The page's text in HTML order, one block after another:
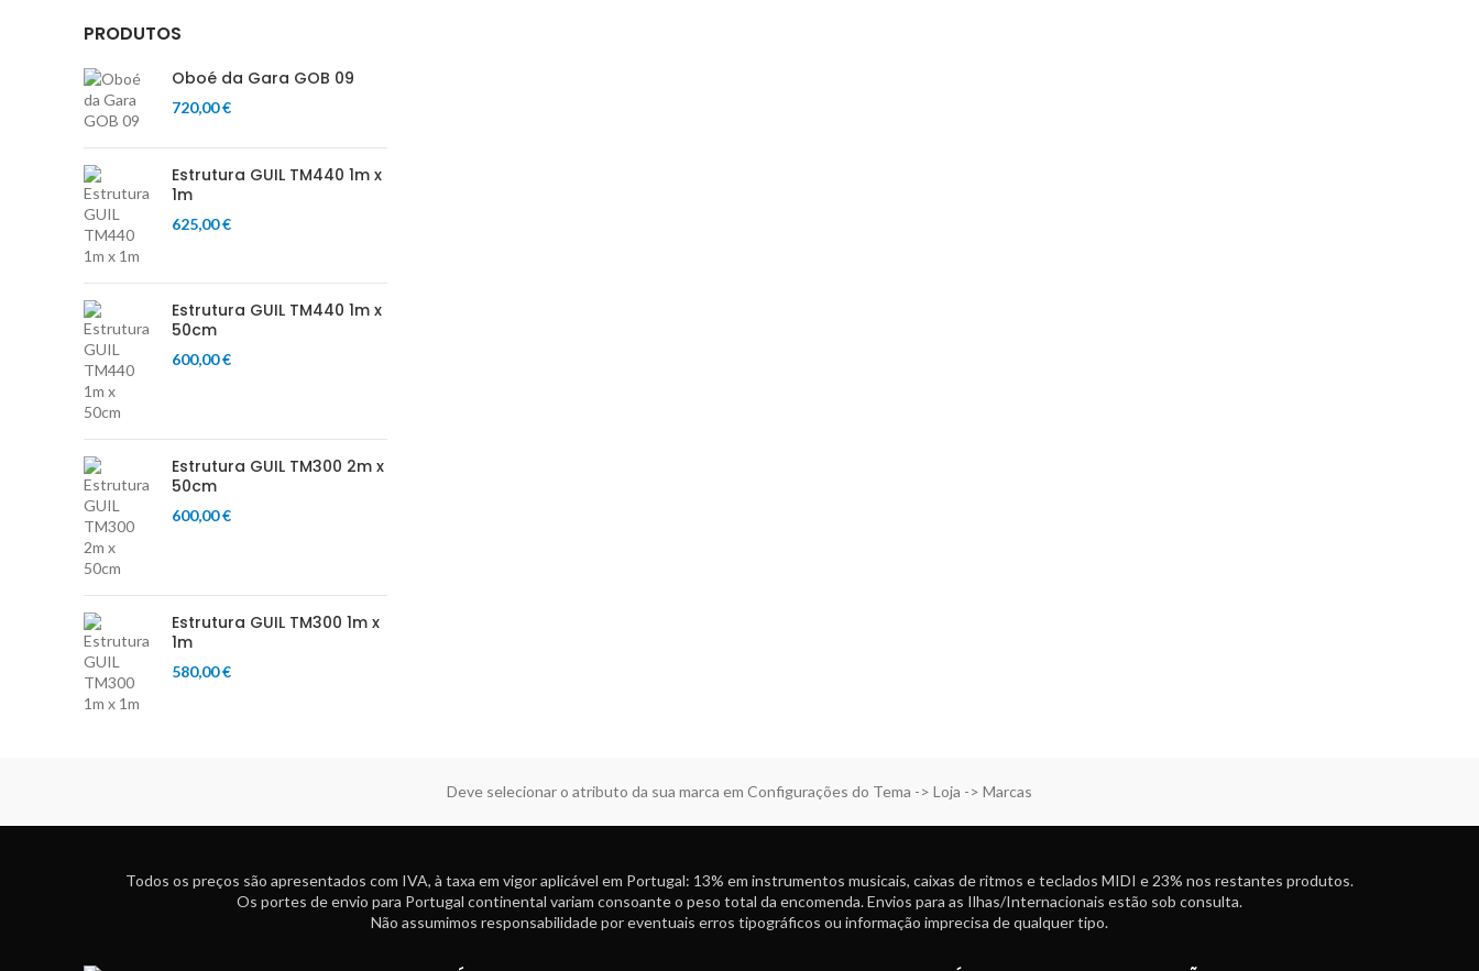
PRODUTOS
Oboé da Gara GOB 09
720,00€
Estrutura GUIL TM440 1m x
1m
625,00€
Estrutura GUIL TM440 1m x
50cm
600,00€
Estrutura GUIL TM300 2m x
50cm
600,00€
Estrutura GUIL TM300 1m x
1m
580,00€
Deve selecionar o atributo da sua marca em Configurações do Tema -> Loja -> Marcas
Todos os preços são apresentados com IVA, à taxa em vigor aplicável em Portugal: 13% em instrumentos musicais, caixas de ritmos e teclados MIDI e 23% nos restantes produtos.
Os portes de envio para Portugal continental variam consoante o peso total da encomenda. Envios para as Ilhas/Internacionais estão sob consulta.
Não assumimos responsabilidade por eventuais erros tipográficos ou informação imprecisa de qualquer tipo.